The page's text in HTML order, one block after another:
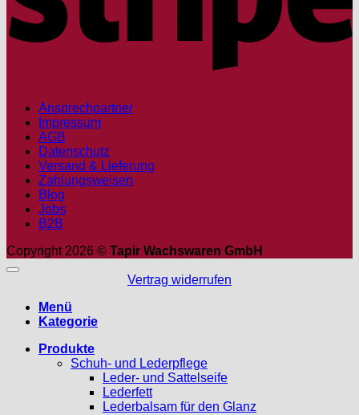
Ansprechpartner
Impressum
AGB
Datenschutz
Versand & Lieferung
Zahlungsweisen
Blog
Jobs
B2B
Copyright 2026 © Tapir Wachswaren GmbH
Vertrag widerrufen
Menü
Kategorie
Produkte
Schuh- und Lederpflege
Leder- und Sattelseife
Lederfett
Lederbalsam für den Glanz